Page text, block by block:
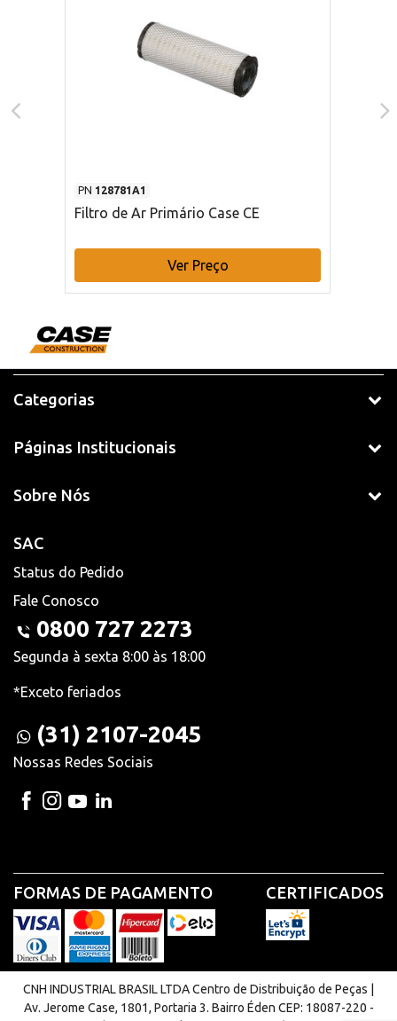
PN 128781A1
Filtro de Ar Primário Case CE
Ver Preço
Categorias
Páginas Institucionais
Sobre Nós
SAC
Status do Pedido
Fale Conosco
0800 727 2273
Segunda à sexta 8:00 às 18:00
*Exceto feriados
(31) 2107-2045
Nossas Redes Sociais
FORMAS DE PAGAMENTO CERTIFICADOS
CNH INDUSTRIAL BRASIL LTDA Centro de Distribuição de Peças |
Av. Jerome Case, 1801, Portaria 3. Bairro Éden CEP: 18087-220 -